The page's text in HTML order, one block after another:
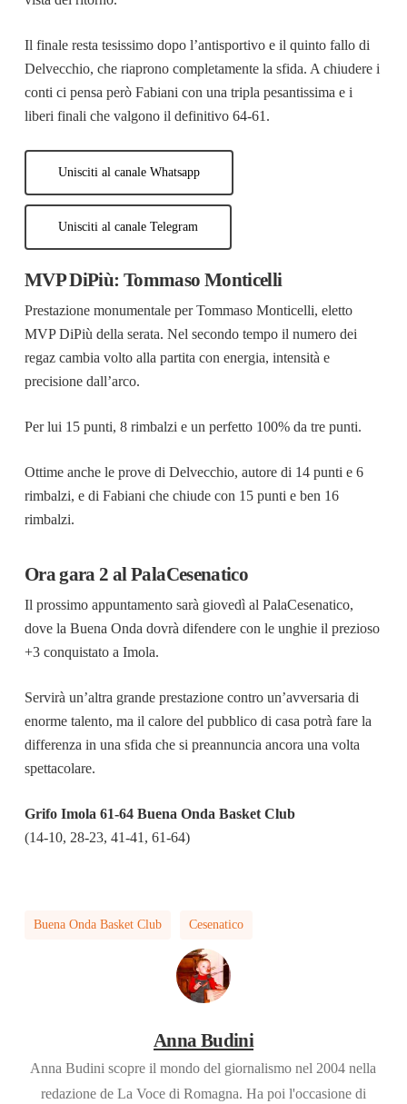
Il finale resta tesissimo dopo l’antisportivo e il quinto fallo di
Delvecchio, che riaprono completamente la sfida. A chiudere i
conti ci pensa però Fabiani con una tripla pesantissima e i
liberi finali che valgono il definitivo 64-61.
Unisciti al canale Whatsapp
Unisciti al canale Telegram
MVP DiPiù: Tommaso Monticelli
Prestazione monumentale per Tommaso Monticelli, eletto
MVP DiPiù della serata. Nel secondo tempo il numero dei
regaz cambia volto alla partita con energia, intensità e
precisione dall’arco.
Per lui 15 punti, 8 rimbalzi e un perfetto 100% da tre punti.
Ottime anche le prove di Delvecchio, autore di 14 punti e 6
rimbalzi, e di Fabiani che chiude con 15 punti e ben 16
rimbalzi.
Ora gara 2 al PalaCesenatico
Il prossimo appuntamento sarà giovedì al PalaCesenatico,
dove la Buena Onda dovrà difendere con le unghie il prezioso
+3 conquistato a Imola.
Servirà un’altra grande prestazione contro un’avversaria di
enorme talento, ma il calore del pubblico di casa potrà fare la
differenza in una sfida che si preannuncia ancora una volta
spettacolare.
Grifo Imola 61-64 Buena Onda Basket Club
(14-10, 28-23, 41-41, 61-64)
Buena Onda Basket Club Cesenatico
Anna Budini
Anna Budini scopre il mondo del giornalismo nel 2004 nella
redazione de La Voce di Romagna. Ha poi l'occasione di